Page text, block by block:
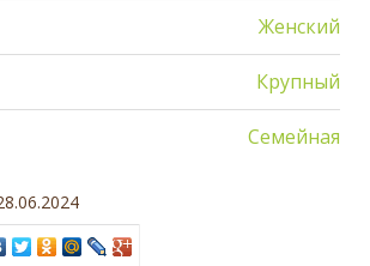
Женский
Крупный
Семейная